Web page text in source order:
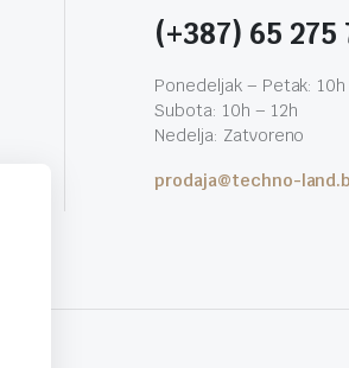
(+387) 65 275
Ponedeljak – Petak: 10h
Subota: 10h – 12h
Nedelja: Zatvoreno
prodaja@techno-